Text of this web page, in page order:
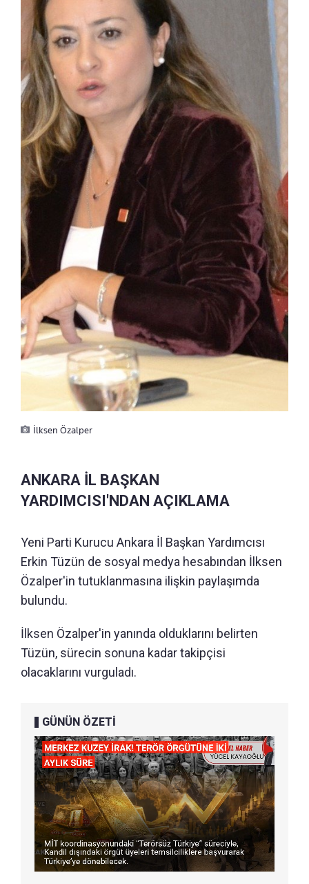
İlksen Özalper
ANKARA İL BAŞKAN
YARDIMCISI'NDAN AÇIKLAMA
Yeni Parti Kurucu Ankara İl Başkan Yardımcısı
Erkin Tüzün de sosyal medya hesabından İlksen
Özalper'in tutuklanmasına ilişkin paylaşımda
bulundu.
İlksen Özalper'in yanında olduklarını belirten
Tüzün, sürecin sonuna kadar takipçisi
olacaklarını vurguladı.
GÜNÜN ÖZETİ